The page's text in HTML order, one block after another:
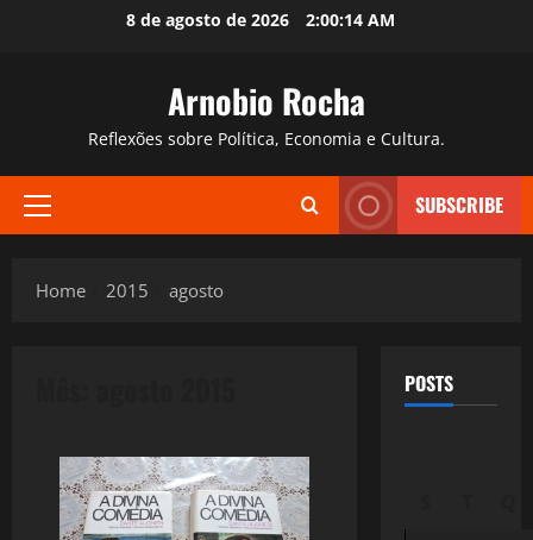
8 de agosto de 2026 2:00:15 AM
Arnobio Rocha
Reflexões sobre Política, Economia e Cultura.
Primary
SUBSCRIBE
Home 2015 agosto
POSTS